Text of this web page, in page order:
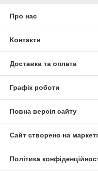
Про нас
Контакти
Доставка та оплата
Графік роботи
Повна версія сайту
Сайт створено на
Політика